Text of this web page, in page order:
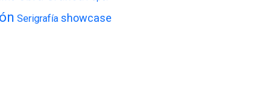
Serigrafía showcase